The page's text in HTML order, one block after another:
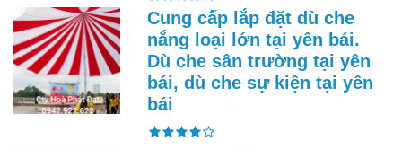
Cung cấp lắp đặt dù che
nắng loại lớn tại yên bái.
Dù che sân trường tại yên
bái, dù che sự kiện tại yên
bái